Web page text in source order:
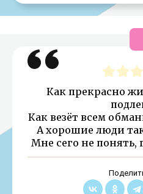
Как прекрасно
Как везёт всем
А хорошие люди
Мне сего не понять,